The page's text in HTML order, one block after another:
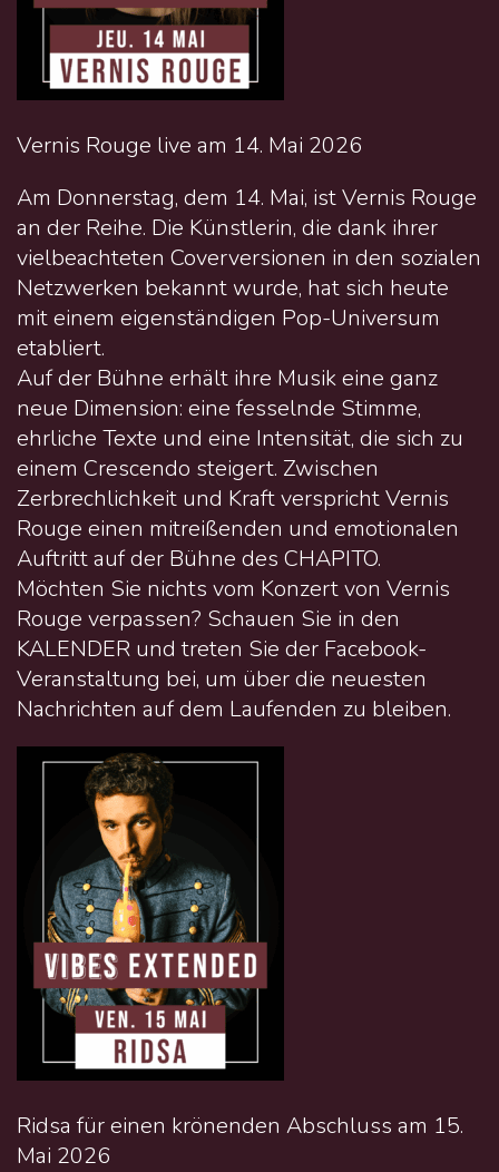
Vernis Rouge live am 14. Mai 2026
Am Donnerstag, dem 14. Mai, ist Vernis Rouge
an der Reihe. Die Künstlerin, die dank ihrer
vielbeachteten Coverversionen in den sozialen
Netzwerken bekannt wurde, hat sich heute
mit einem eigenständigen Pop-Universum
etabliert.
Auf der Bühne erhält ihre Musik eine ganz
neue Dimension: eine fesselnde Stimme,
ehrliche Texte und eine Intensität, die sich zu
einem Crescendo steigert. Zwischen
Zerbrechlichkeit und Kraft verspricht Vernis
Rouge einen mitreißenden und emotionalen
Auftritt auf der Bühne des CHAPITO.
Möchten Sie nichts vom Konzert von Vernis
Rouge verpassen? Schauen Sie in den
KALENDER und treten Sie der Facebook-
Veranstaltung bei, um über die neuesten
Nachrichten auf dem Laufenden zu bleiben.
Ridsa für einen krönenden Abschluss am 15.
Mai 2026